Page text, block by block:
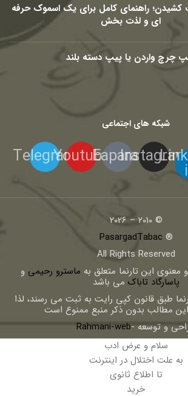
راهنمای کامل برای یک اسموک حرفه
ای و لذت بخش
چرچ واردن یا پیپ دسته بلند
شبکه های اجتماعی
Instagram
Eaparat
Youtube
Telegram
© 2010 – 2026
®
PasargadTabac
All Rights Reserved
اين تارنما متعلق به ماسترو رحیمی و
پاسارگاد تاباک می باشد
طبق قانون کپی رایت به ثبت می رسند، لذا
این مطالب بدون ذکر منبع ممنوع است
و توسعه -Rahmani-web
سلام و عرض ادب
به علت اختلال در اینترنت
تا اطلاع ثانوی
خرید